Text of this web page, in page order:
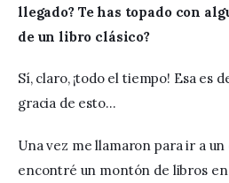
llegado? Te has topado con
de un libro clásico?
Sí, claro, ¡todo el tiempo! Esa es
gracia de esto…
Una vez me llamaron para ir a
encontré un montón de libros